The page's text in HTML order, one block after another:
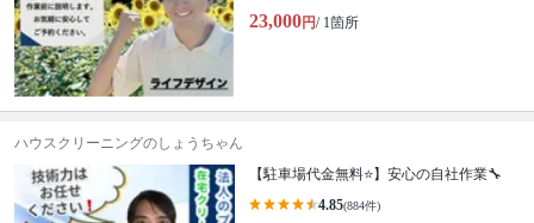
23,000円/ 1箇所
ハウスクリーニングのしょうちゃん
【駐車場代金無料⭐️】安心の自社作業🔧
4.85(884件)